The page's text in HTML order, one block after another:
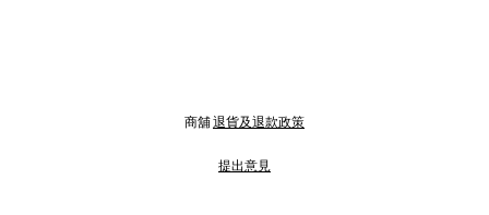
商舖退貨及退款政策
提出意見